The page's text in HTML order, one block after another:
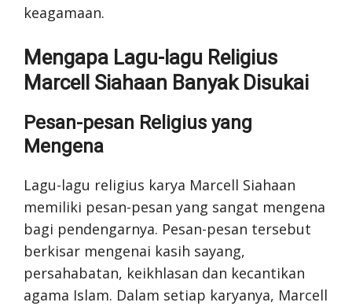
keagamaan.
Mengapa Lagu-lagu Religius
Marcell Siahaan Banyak Disukai
Pesan-pesan Religius yang
Mengena
Lagu-lagu religius karya Marcell Siahaan
memiliki pesan-pesan yang sangat mengena
bagi pendengarnya. Pesan-pesan tersebut
berkisar mengenai kasih sayang,
persahabatan, keikhlasan dan kecantikan
agama Islam. Dalam setiap karyanya, Marcell